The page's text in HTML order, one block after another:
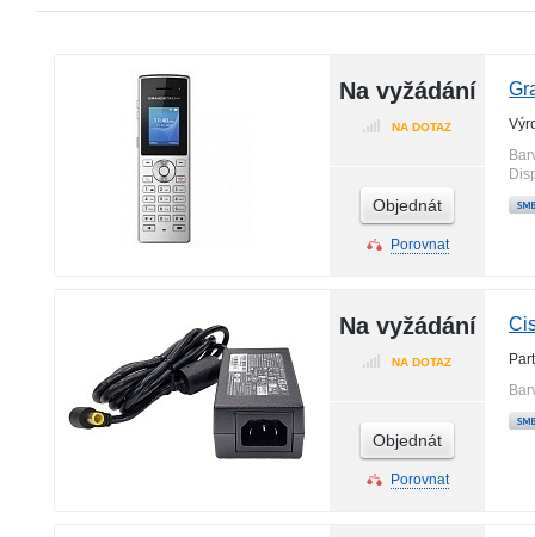
Na vyžádání
NA DOTAZ
Objednát
Porovnat
Na vyžádání
NA DOTAZ
Objednát
Porovnat